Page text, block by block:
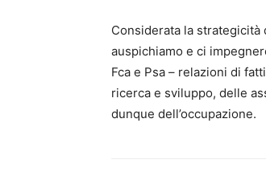
Considerata la
auspichiamo e ci
Fca e Psa – relazioni di
ricerca e sviluppo, delle
dunque dell’occupazione.